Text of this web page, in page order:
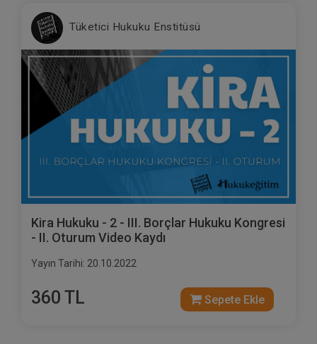
Tüketici Hukuku Enstitüsü
Kira Hukuku - 2 - III. Borçlar Hukuku Kongresi
- II. Oturum Video Kaydı
Yayın Tarihi: 20.10.2022
360 TL Sepete Ekle